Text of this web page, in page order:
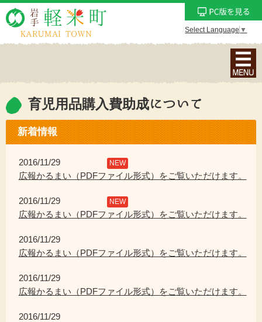
Select Language ▼
ナ
ビ
ョ
ン
ニ
を
育児用品購入費助成について
新着情報
2016/11/29 NEW
広報かるまい（PDFファイル形式）をご覧いただけます。
2016/11/29 NEW
広報かるまい（PDFファイル形式）をご覧いただけます。
2016/11/29
広報かるまい（PDFファイル形式）をご覧いただけます。
2016/11/29
広報かるまい（PDFファイル形式）をご覧いただけます。
2016/11/29